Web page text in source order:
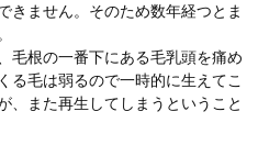
きません。そのため数年経つとま
毛根の一番下にある毛乳頭を痛め
る毛は弱るので一時的に生えてこ
、また再生してしまうということ